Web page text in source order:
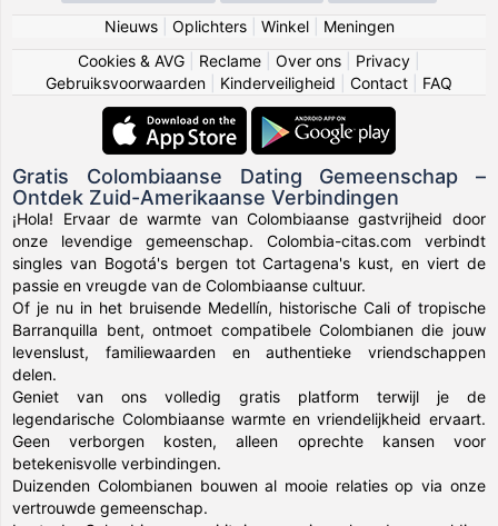
Nieuws| Oplichters| Winkel| Meningen
Cookies & AVG
Reclame Over ons Privacy
Gebruiksvoorwaarden
Kinderveiligheid Contact FAQ
Gratis Colombiaanse Dating Gemeenschap –
Ontdek Zuid-Amerikaanse Verbindingen
¡Hola! Ervaar de warmte van Colombiaanse gastvrijheid door
onze levendige gemeenschap. Colombia-citas.com verbindt
singles van Bogotá's bergen tot Cartagena's kust, en viert de
passie en vreugde van de Colombiaanse cultuur.
Of je nu in het bruisende Medellín, historische Cali of tropische
Barranquilla bent, ontmoet compatibele Colombianen die jouw
levenslust, familiewaarden en authentieke vriendschappen
delen.
Geniet van ons volledig gratis platform terwijl je de
legendarische Colombiaanse warmte en vriendelijkheid ervaart.
Geen verborgen kosten, alleen oprechte kansen voor
betekenisvolle verbindingen.
Duizenden Colombianen bouwen al mooie relaties op via onze
vertrouwde gemeenschap.